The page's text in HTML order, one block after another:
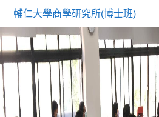
輔仁大學商學研究所(博士班)